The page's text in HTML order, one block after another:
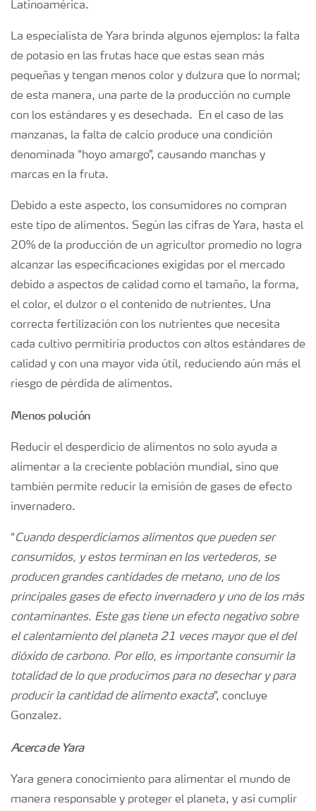
Latinoamérica.
La especialista de Yara brinda algunos ejemplos: la falta
de potasio en las frutas hace que estas sean más
pequeñas y tengan menos color y dulzura que lo normal;
de esta manera, una parte de la producción no cumple
con los estándares y es desechada. En el caso de las
manzanas, la falta de calcio produce una condición
denominada “hoyo amargo”, causando manchas y
marcas en la fruta.
Debido a este aspecto, los consumidores no compran
este tipo de alimentos. Según las cifras de Yara, hasta el
20% de la producción de un agricultor promedio no logra
alcanzar las especificaciones exigidas por el mercado
debido a aspectos de calidad como el tamaño, la forma,
el color, el dulzor o el contenido de nutrientes. Una
correcta fertilización con los nutrientes que necesita
cada cultivo permitiría productos con altos estándares de
calidad y con una mayor vida útil, reduciendo aún más el
riesgo de pérdida de alimentos.
Menos polución
Reducir el desperdicio de alimentos no solo ayuda a
alimentar a la creciente población mundial, sino que
también permite reducir la emisión de gases de efecto
invernadero.
“Cuando desperdiciamos alimentos que pueden ser
consumidos, y estos terminan en los vertederos, se
producen grandes cantidades de metano, uno de los
principales gases de efecto invernadero y uno de los más
contaminantes. Este gas tiene un efecto negativo sobre
el calentamiento del planeta 21 veces mayor que el del
dióxido de carbono. Por ello, es importante consumir la
totalidad de lo que producimos para no desechar y para
producir la cantidad de alimento exacta”, concluye
Gonzalez.
Acerca de Yara
Yara genera conocimiento para alimentar el mundo de
manera responsable y proteger el planeta, y así cumplir